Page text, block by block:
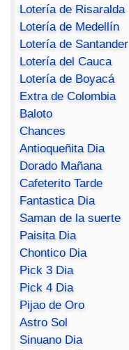
Lotería de Risaralda
Lotería de Medellín
Lotería de Santander
Lotería del Cauca
Lotería de Boyacá
Extra de Colombia
Baloto
Chances
Antioqueñita Dia
Dorado Mañana
Cafeterito Tarde
Fantastica Dia
Saman de la suerte
Paisita Dia
Chontico Dia
Pick 3 Dia
Pick 4 Dia
Pijao de Oro
Astro Sol
Sinuano Dia